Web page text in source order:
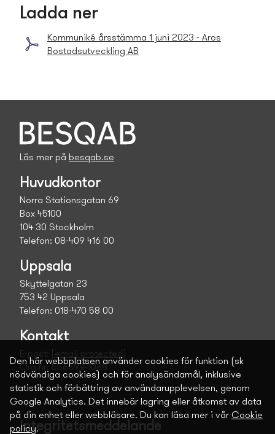
Ladda ner
Kommuniké årsstämma 1 juni 2023 - Aros
Bostads­utveckling AB
Läs mer på besqab.se
Huvudkontor
Norra Stationsgatan 69
Box 45100
104 30 Stockholm
Telefon: 08-409 416 00
Uppsala
Skyttelgatan 23
753 42 Uppsala
Telefon: 018-470 58 00
Kontakt
E-post:
[email protected]
Org.nr: 556699-1088
Integritetsmeddelande
Den här webbplatsen använder cookies för funktion (sk
nödvändiga cookies) och för analysändamål, inklusive
statistik och förbättring av användarupplevelsen, genom
Google Analytics. Det innebär lagring eller åtkomst av data
på din enhet eller webbläsare. Du kan läsa mer i vår Cookie
policy.